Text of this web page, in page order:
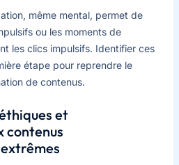
même mental, permet de
ou les moments de
les clics impulsifs. Identifier ces
étape pour reprendre le
de contenus.
et
contenus